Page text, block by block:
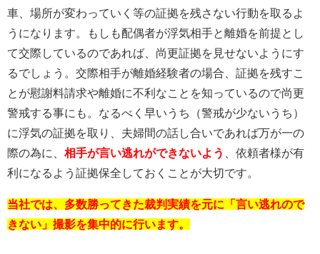
車、場所が変わっていく等の証拠を残さない行動を取るよ
うになります。もしも配偶者が浮気相手と離婚を前提とし
て交際しているのであれば、尚更証拠を見せないようにす
るでしょう。交際相手が離婚経験者の場合、証拠を残すこ
とが慰謝料請求や離婚に不利なことを知っているので尚更
警戒する事にも。なるべく早いうち（警戒が少ないうち）
に浮気の証拠を取り、夫婦間の話し合いであれば万が一の
際の為に、 相手が言い逃れができないよう
、依頼者様が有
利になるよう証拠保全しておくことが大切です。
当社では、多数勝ってきた裁判実績を元に「言い逃れので
きない」撮影を集中的に行います。